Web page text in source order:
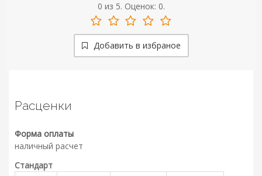
0 из 5. Оценок: 0.
Добавить в избраное
Расценки
Форма оплаты
наличный расчет
Стандарт